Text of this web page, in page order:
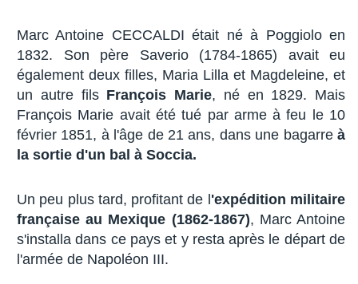
Marc Antoine CECCALDI était né à Poggiolo en
1832. Son père Saverio (1784-1865) avait eu
également deux filles, Maria Lilla et Magdeleine, et
un autre fils François Marie, né en 1829. Mais
François Marie avait été tué par arme à feu le 10
février 1851, à l'âge de 21 ans, dans une bagarre à
la sortie d'un bal à Soccia.
Un peu plus tard, profitant de l 'expédition militaire
française au Mexique (1862-1867), Marc Antoine
s'installa dans ce pays et y resta après le départ de
l'armée de Napoléon III.